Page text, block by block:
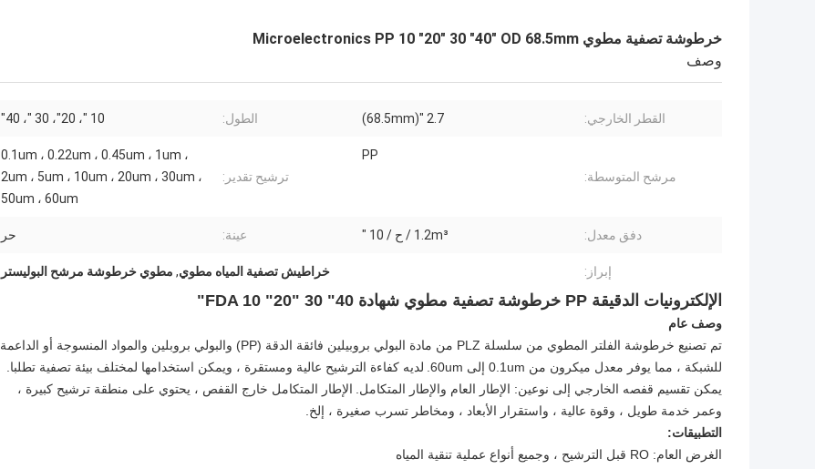
خرطوشة تصفية مطوي Microelectronics PP 10 "20" 30 "40" OD 68.5mm
وصف
القطر الخارجي: 2.7 "(68.5mm) الطول: 10 "، 20"، 30 "، 40"
مرشح المتوسطة:
PP
ترشيح تقدير:
0.1um ، 0.22um ، 0.45um ، 1um ،
2um ، 5um ، 10um ، 20um ، 30um ،
50um ، 60um
دفق معدل: 1.2m³ / ح / 10 " عينة: حر
إبراز: خراطيش تصفية المياه مطوي, مطوي خرطوشة مرشح البوليستر
الإلكترونيات الدقيقة PP خرطوشة تصفية مطوي شهادة FDA 10 "20" 30 "40"
وصف عام
تم تصنيع خرطوشة الفلتر المطوي من سلسلة PLZ من مادة البولي بروبيلين فائقة الدقة (PP) والبولي بروبلين والمواد المنسوجة أو الداعمة
للشبكة ، مما يوفر معدل ميكرون من 0.1um إلى 60um.
لديه كفاءة الترشيح عالية ومستقرة ، ويمكن استخدامها لمختلف بيئة تصفية تطلبا.
يمكن تقسيم قفصه الخارجي إلى نوعين: الإطار العام والإطار المتكامل. الإطار المتكامل خارج القفص ، يحتوي على منطقة ترشيح كبيرة ،
وعمر خدمة طويل ، وقوة عالية ، واستقرار الأبعاد ، ومخاطر تسرب صغيرة ، إلخ.
التطبيقات:
الغرض العام: RO قبل الترشيح ، وجميع أنواع عملية تنقية المياه